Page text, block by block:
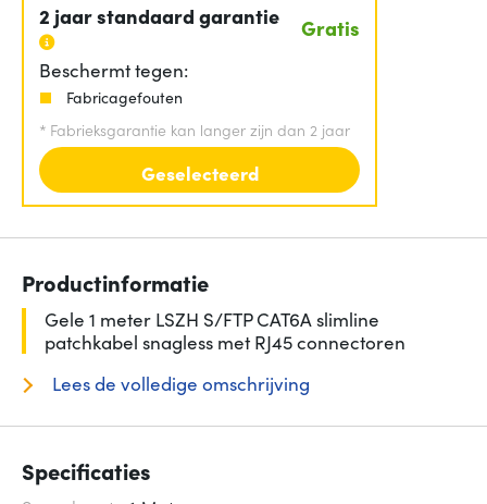
2 jaar standaard garantie Gratis
Beschermt tegen:
Fabricagefouten
* Fabrieksgarantie kan langer zijn dan 2 jaar
Geselecteerd
Productinformatie
Gele 1 meter LSZH S/FTP CAT6A slimline
patchkabel snagless met RJ45 connectoren
Lees de volledige omschrijving
Specificaties